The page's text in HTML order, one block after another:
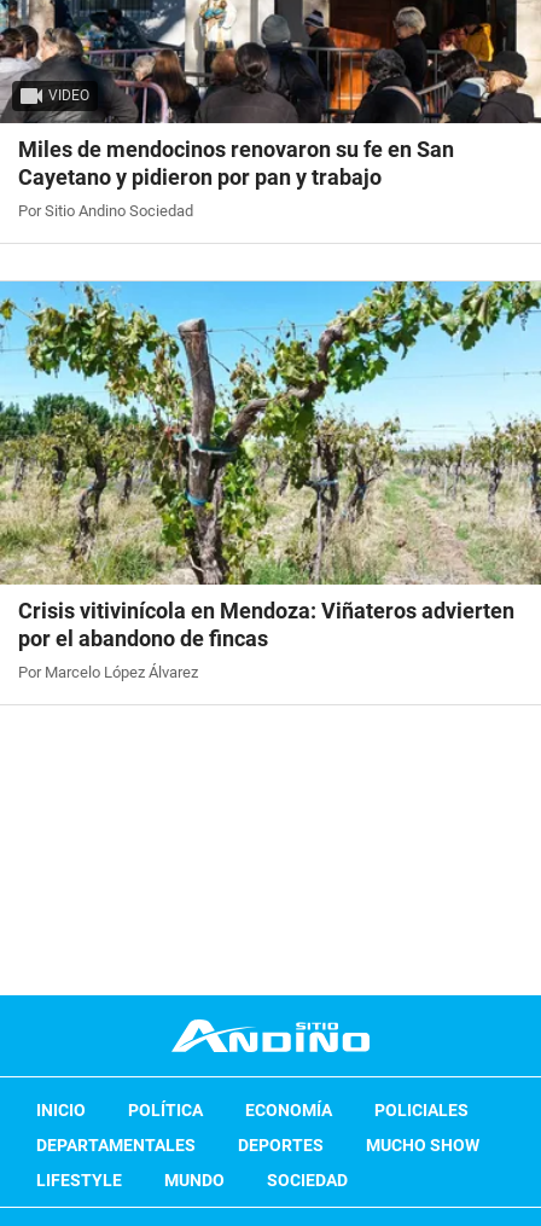
VIDEO
Miles de mendocinos renovaron su fe en San
Cayetano y pidieron por pan y trabajo
Por Sitio Andino Sociedad
Crisis vitivinícola en Mendoza: Viñateros advierten
por el abandono de fincas
Por Marcelo López Álvarez
INICIO POLÍTICA ECONOMÍA
POLICIALES
DEPARTAMENTALES
DEPORTES
MUCHO SHOW
LIFESTYLE
MUNDO SOCIEDAD